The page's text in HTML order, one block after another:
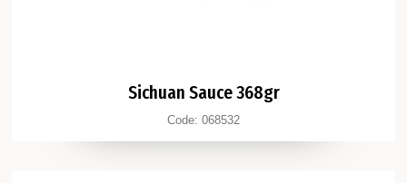
Sichuan Sauce 368gr
Code: 068532